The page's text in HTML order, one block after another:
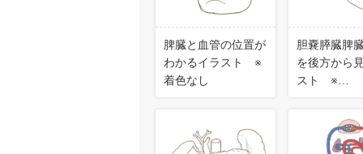
脾臓と血管の位置が
わかるイラスト ※
着色なし
胆嚢膵臓脾
を後方から
スト ※…